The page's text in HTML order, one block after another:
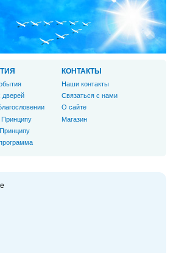
дверей
КОНТАКТЫ
Наши контакты
Связаться с нами
О сайте
Магазин